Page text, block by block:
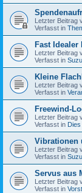
Letzter Beitrag
Verfasst in
Fast Idealer
Letzter Beitrag
Verfasst in
Kleine
Letzter Beitrag
Verfasst in
Freewind-
Letzter Beitrag
Verfasst in
Vibrationen
Letzter Beitrag
Verfasst in
Servus aus
Letzter Beitrag
Verfasst in